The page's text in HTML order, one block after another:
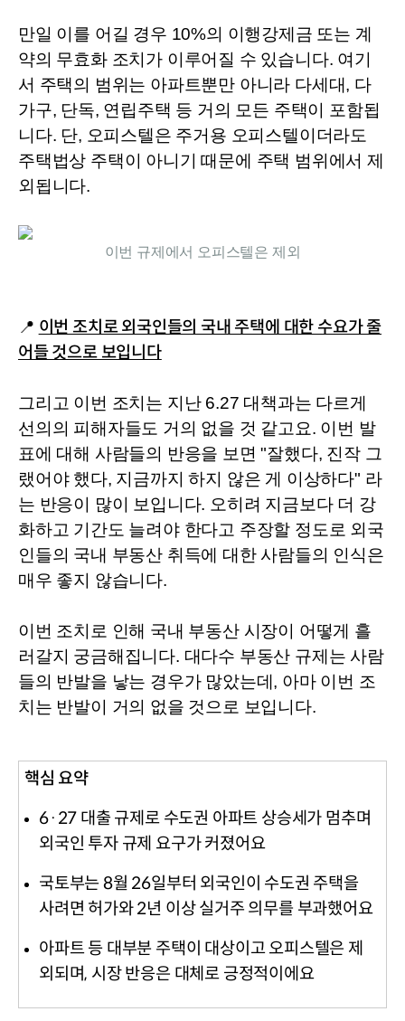
만일 이를 어길 경우 10%의 이행강제금 또는 계
약의 무효화 조치가 이루어질 수 있습니다. 여기
서 주택의 범위는 아파트뿐만 아니라 다세대, 다
가구, 단독, 연립주택 등 거의 모든 주택이 포함됩
니다. 단, 오피스텔은 주거용 오피스텔이더라도
주택법상 주택이 아니기 때문에 주택 범위에서 제
외됩니다.
이번 규제에서 오피스텔은 제외
📍 이번 조치로 외국인들의 국내 주택에 대한 수요가 줄
어들 것으로 보입니다
그리고 이번 조치는 지난 6.27 대책과는 다르게
선의의 피해자들도 거의 없을 것 같고요. 이번 발
표에 대해 사람들의 반응을 보면 "잘했다, 진작 그
랬어야 했다, 지금까지 하지 않은 게 이상하다" 라
는 반응이 많이 보입니다. 오히려 지금보다 더 강
화하고 기간도 늘려야 한다고 주장할 정도로 외국
인들의 국내 부동산 취득에 대한 사람들의 인식은
매우 좋지 않습니다.
이번 조치로 인해 국내 부동산 시장이 어떻게 흘
러갈지 궁금해집니다. 대다수 부동산 규제는 사람
들의 반발을 낳는 경우가 많았는데, 아마 이번 조
치는 반발이 거의 없을 것으로 보입니다.
핵심 요약
6·27 대출 규제로 수도권 아파트 상승세가 멈추며
외국인 투자 규제 요구가 커졌어요
국토부는 8월 26일부터 외국인이 수도권 주택을
사려면 허가와 2년 이상 실거주 의무를 부과했어요
아파트 등 대부분 주택이 대상이고 오피스텔은 제
외되며, 시장 반응은 대체로 긍정적이에요